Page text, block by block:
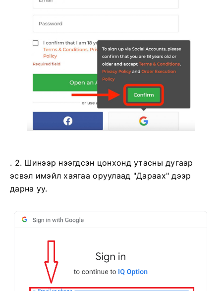
. 2. Шинээр нээгдсэн цонхонд утасны дугаар
эсвэл имэйл хаягаа оруулаад "Дараах" дээр
дарна уу.